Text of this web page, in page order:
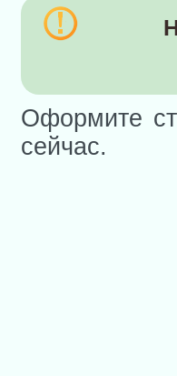
Оформите
сейчас.